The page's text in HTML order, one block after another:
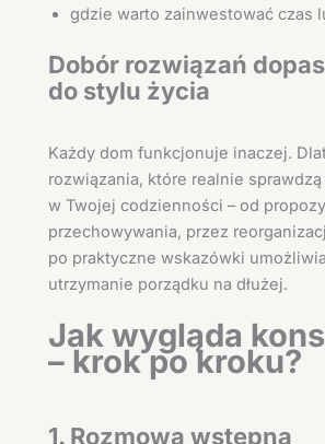
gdzie warto zainwestować czas
Dobór rozwiązań
do stylu życia
Każdy dom funkcjonuje inaczej.
rozwiązania, które realnie sprawdzą
w Twojej codzienności – od
przechowywania, przez
po praktyczne wskazówki
utrzymanie porządku na dłużej.
Jak wygląda
– krok po kroku?
1. Rozmowa wstępna